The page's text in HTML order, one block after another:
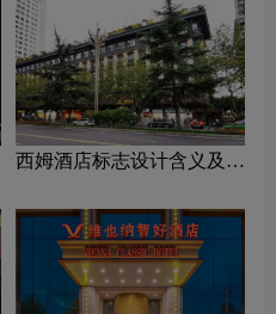
西姆酒店标志设计含义及酒